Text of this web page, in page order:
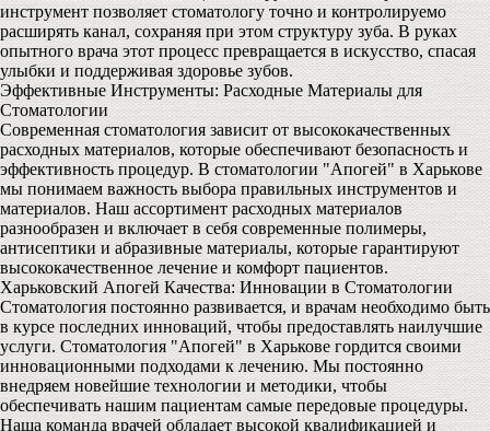
инструмент позволяет стоматологу точно и контролируемо
расширять канал, сохраняя при этом структуру зуба. В руках
опытного врача этот процесс превращается в искусство, спасая
улыбки и поддерживая здоровье зубов.
Эффективные Инструменты: Расходные Материалы для
Стоматологии
Современная стоматология зависит от высококачественных
расходных материалов, которые обеспечивают безопасность и
эффективность процедур. В стоматологии "Апогей" в Харькове
мы понимаем важность выбора правильных инструментов и
материалов. Наш ассортимент расходных материалов
разнообразен и включает в себя современные полимеры,
антисептики и абразивные материалы, которые гарантируют
высококачественное лечение и комфорт пациентов.
Харьковский Апогей Качества: Инновации в Стоматологии
Стоматология постоянно развивается, и врачам необходимо быть
в курсе последних инноваций, чтобы предоставлять наилучшие
услуги. Стоматология "Апогей" в Харькове гордится своими
инновационными подходами к лечению. Мы постоянно
внедряем новейшие технологии и методики, чтобы
обеспечивать нашим пациентам самые передовые процедуры.
Наша команда врачей обладает высокой квалификацией и